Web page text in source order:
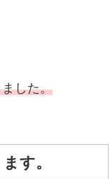
した。
す。